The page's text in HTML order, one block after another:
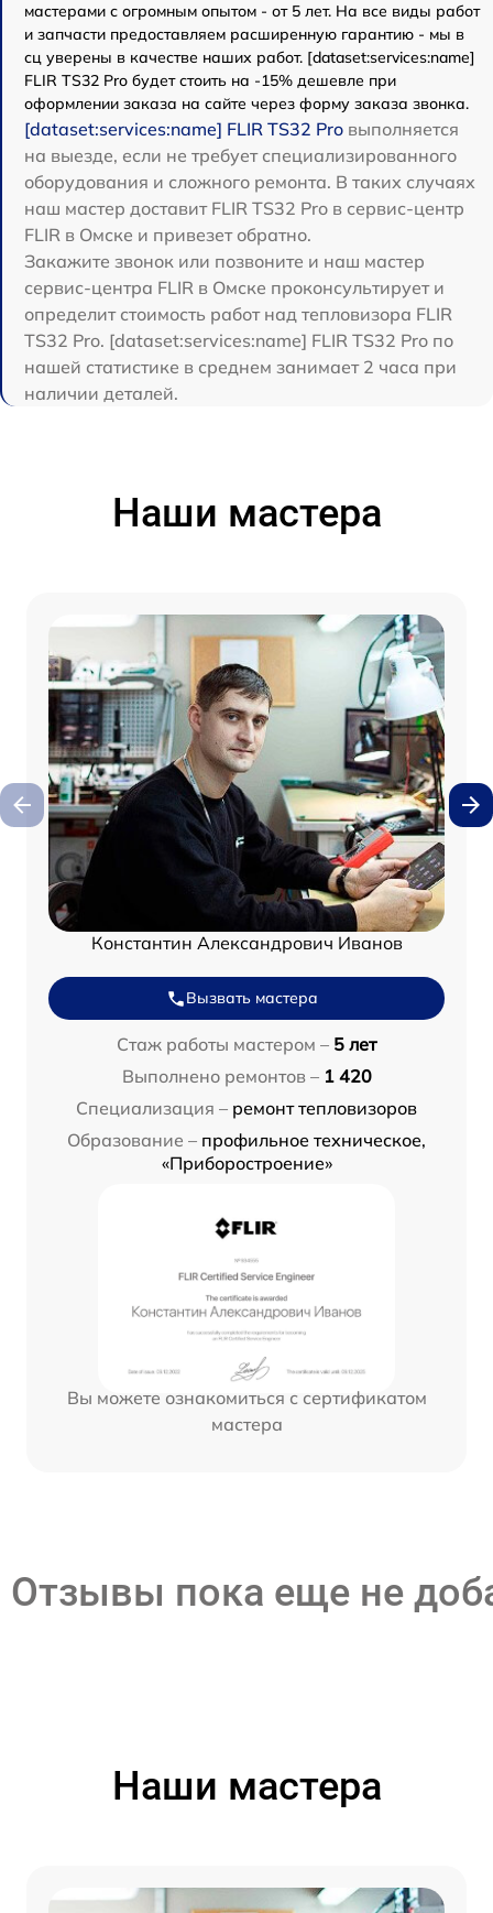
мастерами с огромным опытом - от 5 лет. На все виды работ
и запчасти предоставляем расширенную гарантию - мы в
сц уверены в качестве наших работ. [dataset:services:name]
FLIR TS32 Pro будет стоить на -15% дешевле при
оформлении заказа на сайте через форму заказа звонка.
[dataset:services:name] FLIR TS32 Pro выполняется
на выезде, если не требует специализированного
оборудования и сложного ремонта. В таких случаях
наш мастер доставит FLIR TS32 Pro в сервис-центр
FLIR в Омске и привезет обратно.
Закажите звонок или позвоните и наш мастер
сервис-центра FLIR в Омске проконсультирует и
определит стоимость работ над тепловизора FLIR
TS32 Pro. [dataset:services:name] FLIR TS32 Pro по
нашей статистике в среднем занимает 2 часа при
наличии деталей.
Наши мастера
Константин Александрович Иванов
Вызвать мастера
Стаж работы мастером – 5 лет
Выполнено ремонтов – 1 420
Специализация – ремонт тепловизоров
Образование – профильное техническое,
«Приборостроение»
Вы можете ознакомиться с сертификатом
мастера
Отзывы пока еще не
Наши мастера